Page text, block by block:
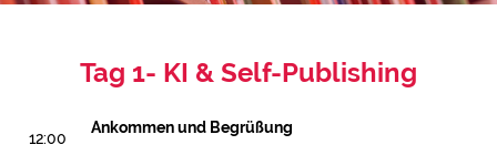
Tag 1- KI & Self-Publishing
12:00
Ankommen und Begrüßung